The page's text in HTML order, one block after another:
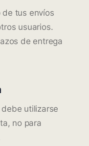
de tus envíos
usuarios.
de entrega
utilizarse
no para